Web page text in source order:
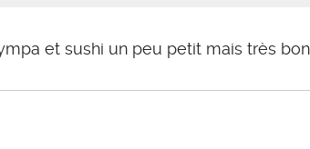
et sushi un peu petit mais très